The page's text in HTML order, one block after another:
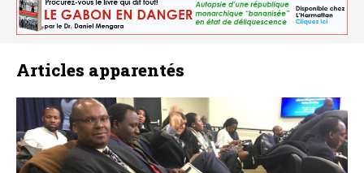
Articles apparentés